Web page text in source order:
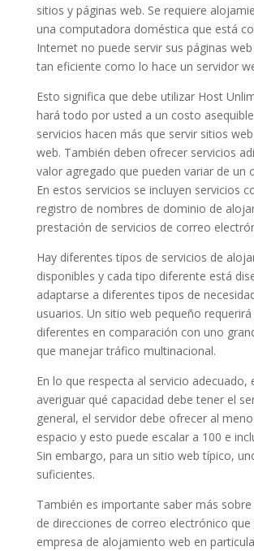
sitios y páginas web. Se requiere
una computadora doméstica que está
Internet no puede servir sus páginas
tan eficiente como lo hace un servidor
Esto significa que debe utilizar Host
hará todo por usted a un costo
servicios hacen más que servir sitios
web. También deben ofrecer servicios
valor agregado que pueden variar de un
En estos servicios se incluyen servicios
registro de nombres de dominio de
prestación de servicios de correo
Hay diferentes tipos de servicios de
disponibles y cada tipo diferente está
adaptarse a diferentes tipos de
usuarios. Un sitio web pequeño
diferentes en comparación con uno
que manejar tráfico multinacional.
En lo que respecta al servicio adecuado,
averiguar qué capacidad debe tener el
general, el servidor debe ofrecer al
espacio y esto puede escalar a 100 e
Sin embargo, para un sitio web típico,
suficientes.
También es importante saber más sobre
de direcciones de correo electrónico
empresa de alojamiento web en